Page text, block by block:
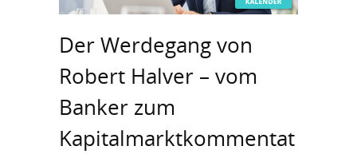
Der Werdegang von
Robert Halver – vom
Banker zum
Kapitalmarktkommentat